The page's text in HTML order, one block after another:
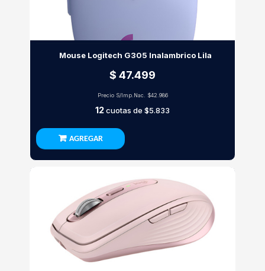
Mouse Logitech G305 Inalambrico Lila
$ 47.499
Precio S/Imp.Nac. $42.986
12cuotas de $5.833
AGREGAR